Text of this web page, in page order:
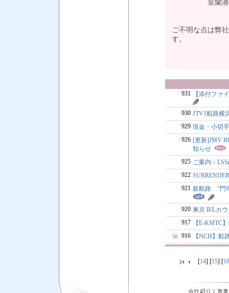
室蘭港(木曜→
ご不明な点は弊
す。
931 【添付ファ
930 JTV1航路横
929 現金・小切
926 [更新]JMV
知らせ
925 ご案内：
922
921 新航路 ”門
920 東京 B/Lカ
917
【E-KMTC
916
【NCH】航
[14] [15] [16